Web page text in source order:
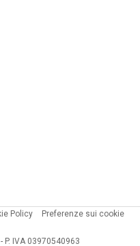
Policy
Preferenze sui cookie
P. IVA 03970540963